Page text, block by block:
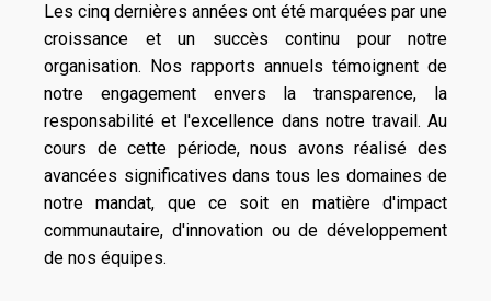
Les cinq dernières années ont été marquées par une
croissance et un succès continu pour notre
organisation. Nos rapports annuels témoignent de
notre engagement envers la transparence, la
responsabilité et l'excellence dans notre travail. Au
cours de cette période, nous avons réalisé des
avancées significatives dans tous les domaines de
notre mandat, que ce soit en matière d'impact
communautaire, d'innovation ou de développement
de nos équipes.